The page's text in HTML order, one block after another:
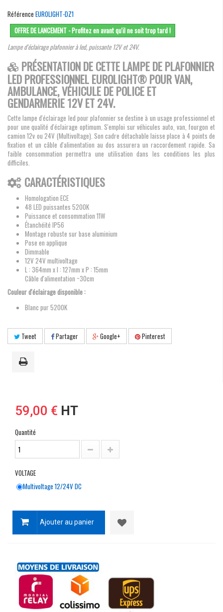
Référence EUROLIGHT-DZ1
OFFRE DE LANCEMENT - Profitez en avant qu'il ne soit trop tard !
Lampe d'éclairage plafonnier à led, puissante 12V et 24V.
PRÉSENTATION DE CETTE LAMPE DE PLAFONNIER
LED PROFESSIONNEL EUROLIGHT® POUR VAN,
AMBULANCE, VÉHICULE DE POLICE ET
GENDARMERIE 12V ET 24V.
Cette lampe d'éclairage led pour plafonnier se destine à un usage professionnel et
pour une qualité d'éclairage optimum. S'emploi sur véhicules auto, van, fourgon et
camion 12v ou 24V (Multivoltage). Son cadre détachable laisse place à 4 points de
fixation et un câble d'alimentation au dos assurera un raccordement rapide. Sa
faible consommation permettra une utilisation dans les conditions les plus
difficiles.
CARACTÉRISTIQUES
Homologation ECE
48 LED puissantes 5200K
Puissance et consommation 11W
Étanchéité IP56
Montage robuste sur base aluminium
Pose en applique
Dimmable
12V 24V multivoltage
L : 364mm x l : 127mm x P : 15mm
Câble d'alimentation ~30cm
Couleur d'éclairage disponible :
Blanc pur 5200K
Tweet Partager Google+ Pinterest
59,00 € HT
Quantité
VOLTAGE
Multivoltage 12/24V DC
Ajouter au panier